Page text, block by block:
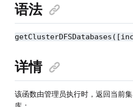
语法
getClusterDFSDatabases(
详情
该函数由管理员执行时，返回当前